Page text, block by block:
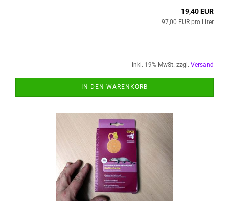
19,40 EUR
97,00 EUR pro Liter
inkl. 19% MwSt. zzgl. Versand
IN DEN WARENKORB